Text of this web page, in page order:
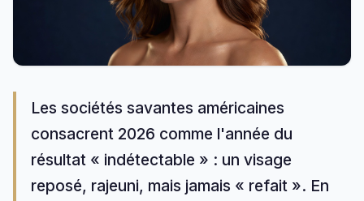
Les sociétés savantes américaines
consacrent 2026 comme l'année du
résultat « indétectable » : un visage
reposé, rajeuni, mais jamais « refait ». En